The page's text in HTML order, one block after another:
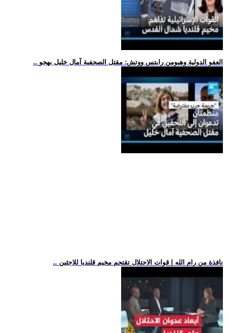
.. العفو الدولية وهيومن رايتس ووتش: مقتل الصحفية آمال خليل بهجو
.. نافذة من رام الله | قوات الاحتلال تقتحم مخيم قلنديا للاجئين